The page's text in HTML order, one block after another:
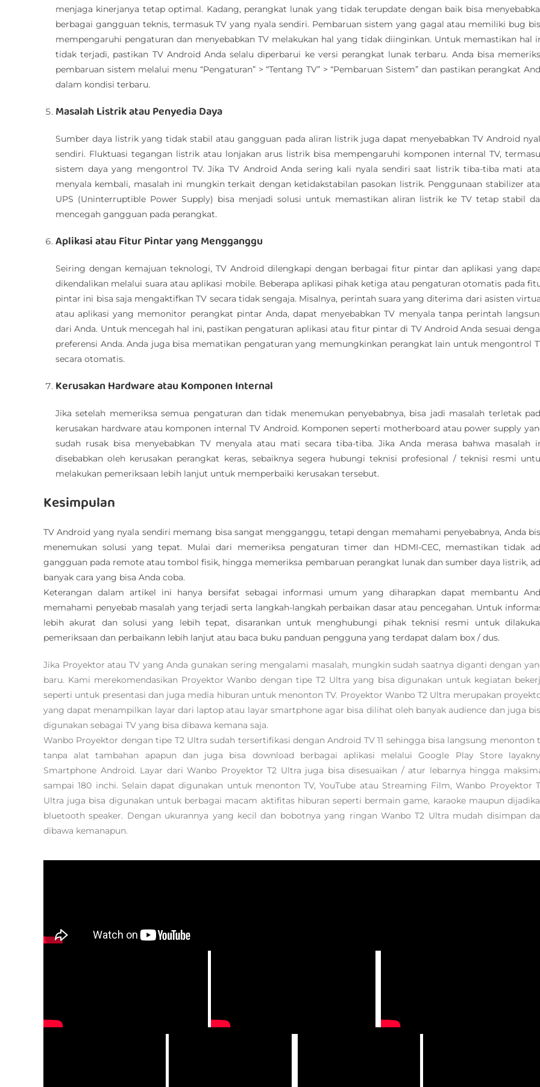
menjaga kinerjanya tetap optimal. Kadang, perangkat lunak yang tidak terupdate dengan baik bisa
berbagai gangguan teknis, termasuk TV yang nyala sendiri. Pembaruan sistem yang gagal atau memiliki bug
mempengaruhi pengaturan dan menyebabkan TV melakukan hal yang tidak diinginkan. Untuk memastikan hal
tidak terjadi, pastikan TV Android Anda selalu diperbarui ke versi perangkat lunak terbaru. Anda bisa
pembaruan sistem melalui menu “Pengaturan” > “Tentang TV” > “Pembaruan Sistem” dan pastikan perangkat
dalam kondisi terbaru.
Masalah Listrik atau Penyedia Daya
Sumber daya listrik yang tidak stabil atau gangguan pada aliran listrik juga dapat menyebabkan TV Android
sendiri. Fluktuasi tegangan listrik atau lonjakan arus listrik bisa mempengaruhi komponen internal TV,
sistem daya yang mengontrol TV. Jika TV Android Anda sering kali nyala sendiri saat listrik tiba-tiba mati
menyala kembali, masalah ini mungkin terkait dengan ketidakstabilan pasokan listrik. Penggunaan stabilizer
UPS (Uninterruptible Power Supply) bisa menjadi solusi untuk memastikan aliran listrik ke TV tetap stabil
mencegah gangguan pada perangkat.
Aplikasi atau Fitur Pintar yang Mengganggu
Seiring dengan kemajuan teknologi, TV Android dilengkapi dengan berbagai fitur pintar dan aplikasi yang
dikendalikan melalui suara atau aplikasi mobile. Beberapa aplikasi pihak ketiga atau pengaturan otomatis pada
pintar ini bisa saja mengaktifkan TV secara tidak sengaja. Misalnya, perintah suara yang diterima dari asisten
atau aplikasi yang memonitor perangkat pintar Anda, dapat menyebabkan TV menyala tanpa perintah
dari Anda. Untuk mencegah hal ini, pastikan pengaturan aplikasi atau fitur pintar di TV Android Anda sesuai
preferensi Anda. Anda juga bisa mematikan pengaturan yang memungkinkan perangkat lain untuk mengontrol
secara otomatis.
Kerusakan Hardware atau Komponen Internal
Jika setelah memeriksa semua pengaturan dan tidak menemukan penyebabnya, bisa jadi masalah terletak
kerusakan hardware atau komponen internal TV Android. Komponen seperti motherboard atau power supply
sudah rusak bisa menyebabkan TV menyala atau mati secara tiba-tiba. Jika Anda merasa bahwa masalah
disebabkan oleh kerusakan perangkat keras, sebaiknya segera hubungi teknisi profesional / teknisi resmi
melakukan pemeriksaan lebih lanjut untuk memperbaiki kerusakan tersebut.
Kesimpulan
TV Android yang nyala sendiri memang bisa sangat mengganggu, tetapi dengan memahami penyebabnya, Anda
menemukan solusi yang tepat. Mulai dari memeriksa pengaturan timer dan HDMI-CEC, memastikan tidak
gangguan pada remote atau tombol fisik, hingga memeriksa pembaruan perangkat lunak dan sumber daya listrik,
banyak cara yang bisa Anda coba.
Keterangan dalam artikel ini hanya bersifat sebagai informasi umum yang diharapkan dapat membantu
memahami penyebab masalah yang terjadi serta langkah-langkah perbaikan dasar atau pencegahan. Untuk
lebih akurat dan solusi yang lebih tepat, disarankan untuk menghubungi pihak teknisi resmi untuk
pemeriksaan dan perbaikann lebih lanjut atau baca buku panduan pengguna yang terdapat dalam box / dus.
Jika Proyektor atau TV yang Anda gunakan sering mengalami masalah, mungkin sudah saatnya diganti dengan
baru. Kami merekomendasikan Proyektor Wanbo dengan tipe T2 Ultra yang bisa digunakan untuk kegiatan
seperti untuk presentasi dan juga media hiburan untuk menonton TV. Proyektor Wanbo T2 Ultra merupakan
yang dapat menampilkan layar dari laptop atau layar smartphone agar bisa dilihat oleh banyak audience dan juga
digunakan sebagai TV yang bisa dibawa kemana saja.
Wanbo Proyektor dengan tipe T2 Ultra sudah tersertifikasi dengan Android TV 11 sehingga bisa langsung menonton
tanpa alat tambahan apapun dan juga bisa download berbagai aplikasi melalui Google Play Store
Smartphone Android. Layar dari Wanbo Proyektor T2 Ultra juga bisa disesuaikan / atur lebarnya hingga
sampai 180 inchi. Selain dapat digunakan untuk menonton TV, YouTube atau Streaming Film, Wanbo Proyektor
Ultra juga bisa digunakan untuk berbagai macam aktifitas hiburan seperti bermain game, karaoke maupun
bluetooth speaker. Dengan ukurannya yang kecil dan bobotnya yang ringan Wanbo T2 Ultra mudah disimpan
dibawa kemanapun.